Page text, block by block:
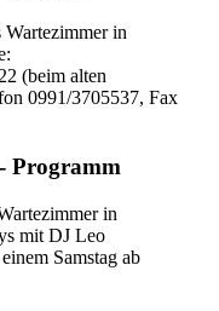
in
(beim alten
0991/3705537, Fax
Programm
in
mit DJ Leo
Samstag ab